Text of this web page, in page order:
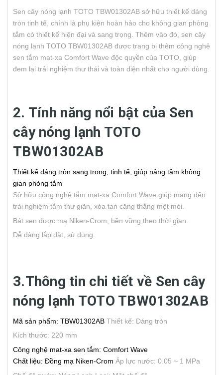
Sen cây nóng lạnh TOTO TBW01302AB sở hữu thiết kế dáng
tròn tinh tế, chính là phụ kiện hoàn hảo cho không gian phòng
tắm có thiết kế hiện đại và sang trọng. Thêm vào đó, sen cây
nóng lạnh TOTO TBW01302AB được trang bị thêm công nghệ
sen tắm mat-xa Comfort Wave độc quyền của TOTO, giúp
đem lại trải nghiệm thư thái và toàn diện nhất cho người dùng.
2. Tính năng nổi bật của Sen
cây nóng lạnh TOTO
TBW01302AB
Thiết kế dáng tròn sang trọng, tinh tế, giúp nâng tầm không
gian phòng tắm
Sở hữu công nghệ tắm mat-xa Comfort Wave giúp mang đến
trải nghiệm tắm thư giãn, xóa tan căng thẳng mệt mỏi.
Bát sen được mạ Niken-Crom, bền vững theo thời gian.
Dễ dàng lắp đặt, sử dụng.
3.Thông tin chi tiết về Sen cây
nóng lạnh TOTO TBW01302AB
Mã sản phẩm: TBW01302AB Thiết kế: Dáng tròn
Kích thước: 220 mm
Công nghệ mat-xa sen tắm: Comfort Wave
Chất liệu: Đồng mạ Niken-Crom Áp lực nước: 0.05 ~ 1 MPa